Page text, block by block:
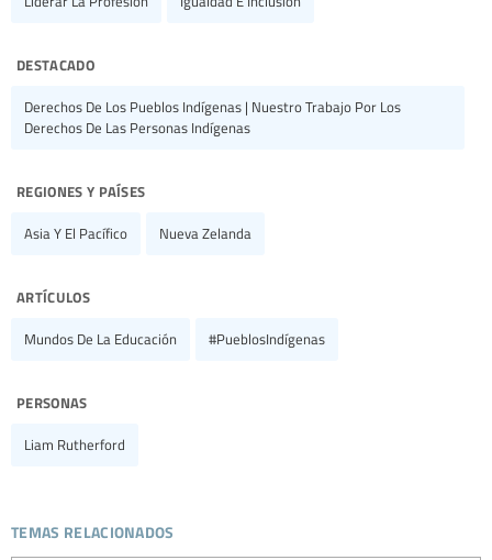
destacado
Derechos De Los Pueblos Indígenas | Nuestro Trabajo Por Los
Derechos De Las Personas Indígenas
regiones y países
Asia Y El Pacífico Nueva Zelanda
artículos
Mundos De La Educación #PueblosIndígenas
personas
Liam Rutherford
temas relacionados